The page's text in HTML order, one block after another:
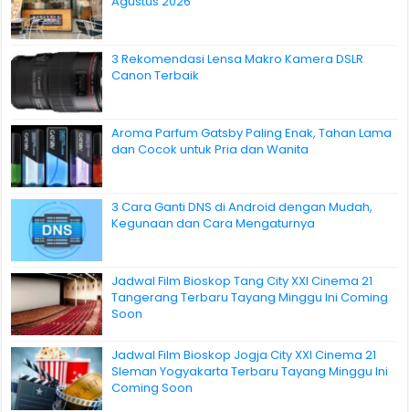
3 Rekomendasi Lensa Makro Kamera DSLR
Canon Terbaik
Aroma Parfum Gatsby Paling Enak, Tahan Lama
dan Cocok untuk Pria dan Wanita
3 Cara Ganti DNS di Android dengan Mudah,
Kegunaan dan Cara Mengaturnya
Jadwal Film Bioskop Tang City XXI Cinema 21
Tangerang Terbaru Tayang Minggu Ini Coming
Soon
Jadwal Film Bioskop Jogja City XXI Cinema 21
Sleman Yogyakarta Terbaru Tayang Minggu Ini
Coming Soon